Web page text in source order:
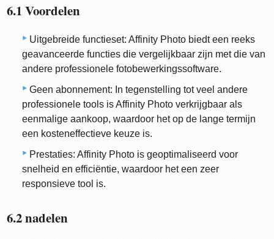
6.1 Voordelen
Uitgebreide functieset: Affinity Photo biedt een reeks
geavanceerde functies die vergelijkbaar zijn met die van
andere professionele fotobewerkingssoftware.
Geen abonnement: In tegenstelling tot veel andere
professionele tools is Affinity Photo verkrijgbaar als
eenmalige aankoop, waardoor het op de lange termijn
een kosteneffectieve keuze is.
Prestaties: Affinity Photo is geoptimaliseerd voor
snelheid en efficiëntie, waardoor het een zeer
responsieve tool is.
6.2 nadelen